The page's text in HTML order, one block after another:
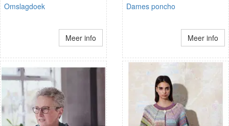
Omslagdoek
Meer info
Dames poncho
Meer info